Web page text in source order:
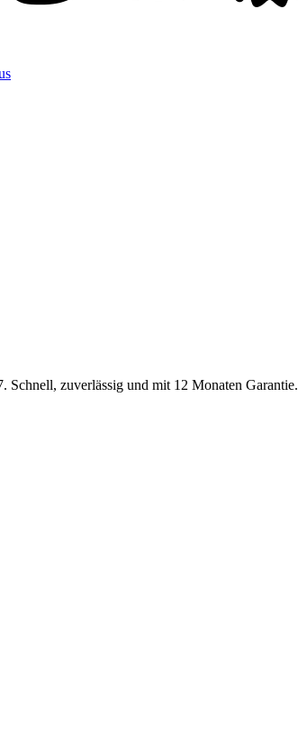
. Schnell, zuverlässig und mit 12 Monaten Garantie.